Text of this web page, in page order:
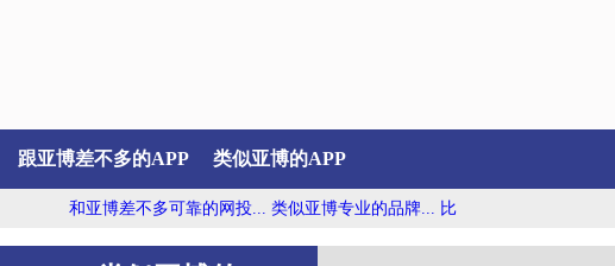
跟亚博差不多的APP 类似亚博的APP
和亚博差不多可靠的网投... 类似亚博专业的品牌... 比亚博更好操作的平台...